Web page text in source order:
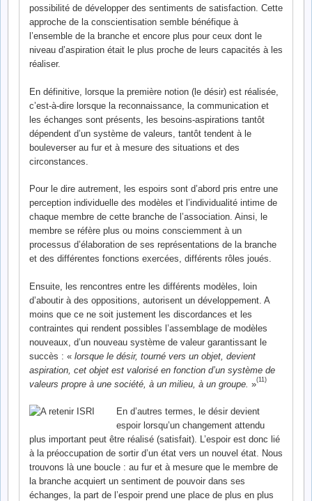
possibilité de développer des sentiments de satisfaction. Cette
approche de la conscientisation semble bénéfique à
l’ensemble de la branche et encore plus pour ceux dont le
niveau d’aspiration était le plus proche de leurs capacités à les
réaliser.
En définitive, lorsque la première notion (le désir) est réalisée,
c’est-à-dire lorsque la reconnaissance, la communication et
les échanges sont présents, les besoins-aspirations tantôt
dépendent d’un système de valeurs, tantôt tendent à le
bouleverser au fur et à mesure des situations et des
circonstances.
Pour le dire autrement, les espoirs sont d’abord pris entre une
perception individuelle des modèles et l’individualité intime de
chaque membre de cette branche de l’association. Ainsi, le
membre se réfère plus ou moins consciemment à un
processus d’élaboration de ses représentations de la branche
et des différentes fonctions exercées, différents rôles joués.
Ensuite, les rencontres entre les différents modèles, loin
d’aboutir à des oppositions, autorisent un développement. A
moins que ce ne soit justement les discordances et les
contraintes qui rendent possibles l’assemblage de modèles
nouveaux, d’un nouveau système de valeur garantissant le
succès : « lorsque le désir, tourné vers un objet, devient
aspiration, cet objet est valorisé en fonction d’un système de
valeurs propre à une société, à un milieu, à un groupe. »(11)
En d’autres termes, le désir devient
espoir lorsqu’un changement attendu
plus important peut être réalisé (satisfait). L’espoir est donc lié
à la préoccupation de sortir d’un état vers un nouvel état. Nous
trouvons là une boucle : au fur et à mesure que le membre de
la branche acquiert un sentiment de pouvoir dans ses
échanges, la part de l’espoir prend une place de plus en plus